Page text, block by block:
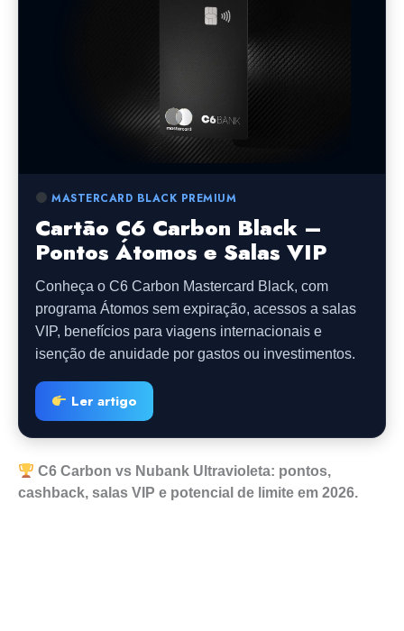
MASTERCARD BLACK PREMIUM
Cartão C6 Carbon Black –
Pontos Átomos e Salas VIP
Conheça o C6 Carbon Mastercard Black, com
programa Átomos sem expiração, acessos a salas
VIP, benefícios para viagens internacionais e
isenção de anuidade por gastos ou investimentos.
Ler artigo
C6 Carbon vs Nubank Ultravioleta: pontos,
cashback, salas VIP e potencial de limite em 2026.